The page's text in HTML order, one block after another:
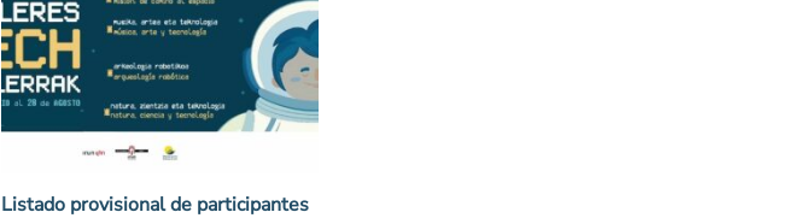
Listado provisional de participantes